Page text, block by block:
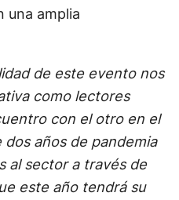
una amplia
de este evento nos
como lectores
con el otro en el
años de pandemia
al sector a través de
este año tendrá su